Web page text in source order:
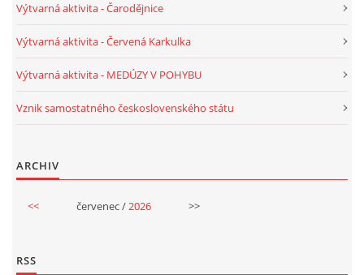
KREATIVNÍ OVOCNÉ A ZELENINOVÉ MLSÁNÍ
Výtvarná aktivita - Čarodějnice
Výtvarná aktivita - Červená Karkulka
Výtvarná aktivita - MEDÚZY V POHYBU
Vznik samostatného československého státu
ARCHIV
<< červenec /2026 >>
RSS